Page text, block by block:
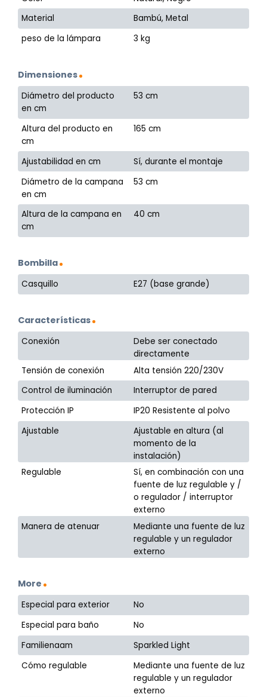
Material
Bambú, Metal
peso de la lámpara
3 kg
Dimensiones
Diámetro del producto
en cm
53 cm
Altura del producto en
cm
165 cm
Ajustabilidad en cm
Sí, durante el montaje
Diámetro de la campana
en cm
53 cm
Altura de la campana en
cm
40 cm
Bombilla
Casquillo E27 (base grande)
Características
Conexión
Debe ser conectado
directamente
Tensión de conexión
Alta tensión 220/230V
Control de iluminación
Interruptor de pared
Protección IP
IP20 Resistente al polvo
Ajustable
Ajustable en altura (al
momento de la
instalación)
Regulable
Sí, en combinación con una
fuente de luz regulable y /
o regulador / interruptor
externo
Manera de atenuar
Mediante una fuente de luz
regulable y un regulador
externo
More
Especial para exterior
No
Especial para baño
No
Familienaam
Sparkled Light
Cómo regulable
Mediante una fuente de luz
regulable y un regulador
externo